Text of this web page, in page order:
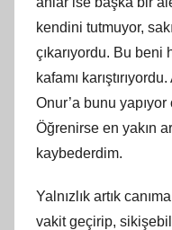
kendini tutmuyor,
çıkarıyordu. Bu beni
kafamı
Onur’a bunu
Öğrenirse en yakın
kaybederdim.
Yalnızlık artık
vakit geçirip,